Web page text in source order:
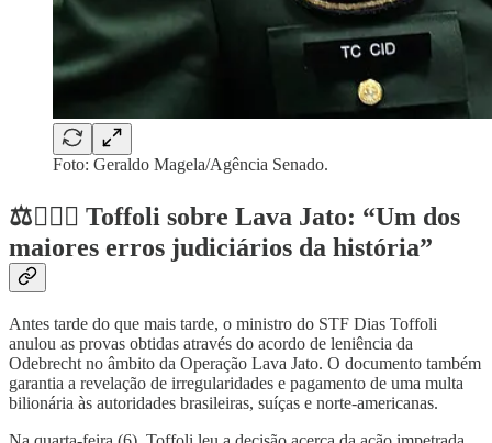
Foto: Geraldo Magela/Agência Senado.
⚖️🧑‍⚖️❌ Toffoli sobre Lava Jato: “Um dos
maiores erros judiciários da história”
Antes tarde do que mais tarde, o ministro do STF Dias Toffoli
anulou as provas obtidas através do acordo de leniência da
Odebrecht no âmbito da Operação Lava Jato. O documento também
garantia a revelação de irregularidades e pagamento de uma multa
bilionária às autoridades brasileiras, suíças e norte-americanas.